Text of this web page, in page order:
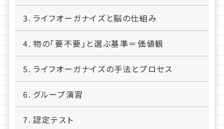
ライフオーガナイズと脳の仕組み
物の「要不要」と選ぶ基準＝価値観
ライフオーガナイズの手法とプロセス
グループ演習
認定テスト